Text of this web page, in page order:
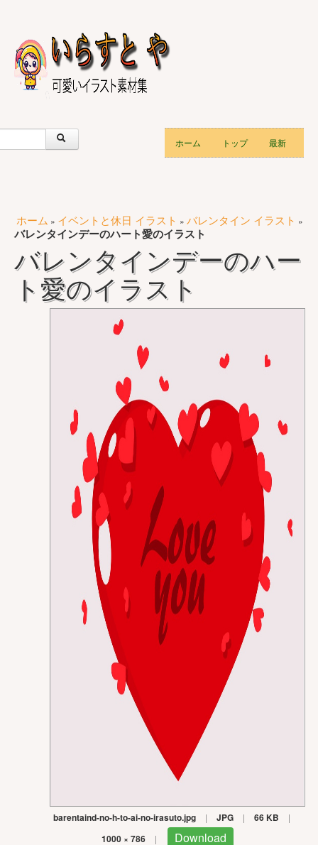
ホーム トップ 最新
ホーム » イベントと休日 イラスト » バレンタイン イラスト »
バレンタインデーのハート愛のイラスト
バレンタインデーのハー
ト愛のイラスト
barentaind-no-h-to-ai-no-irasuto.jpg | JPG | 66 KB |
1000 × 786 | Download